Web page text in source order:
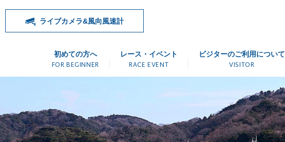
ライブカメラ&風向風速計
初めての方へ
FOR BEGINNER
レース・イベント
RACE EVENT
ビジターのご利用について
VISITOR